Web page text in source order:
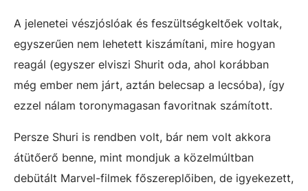
A jelenetei vészjóslóak és feszültségkeltőek voltak,
egyszerűen nem lehetett kiszámítani, mire hogyan
reagál (egyszer elviszi Shurit oda, ahol korábban
még ember nem járt, aztán belecsap a lecsóba), így
ezzel nálam toronymagasan favoritnak számított.
Persze Shuri is rendben volt, bár nem volt akkora
átütőerő benne, mint mondjuk a közelmúltban
debütált Marvel-filmek főszereplőiben, de igyekezett,